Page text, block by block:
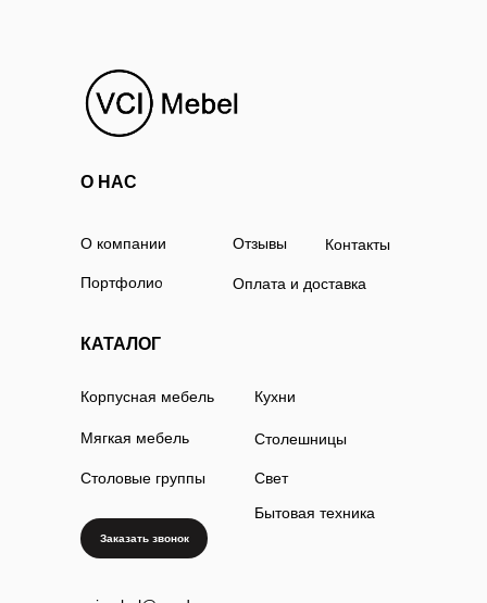
О компании
О НАС
КАТАЛОГ
Портфолио
Контакты
Отзывы
Корпусная мебель
Оплата и доставка
Мягкая мебель
Столовые группы
Кухни
Столешницы
Свет
Бытовая техника
Заказать звонок